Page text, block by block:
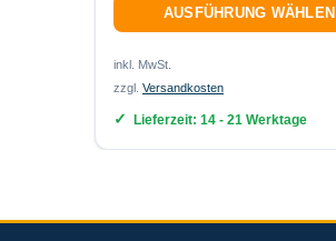
AUSFÜHRUNG WÄHLEN
inkl. MwSt.
zzgl. Versandkosten
Lieferzeit: 14 - 21 Werktage